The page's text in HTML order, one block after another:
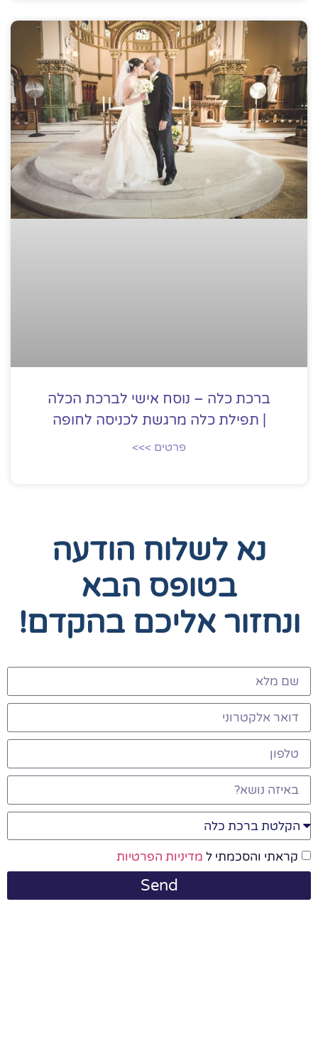
ברכת כלה – נוסח אישי לברכת הכלה
| תפילת כלה מרגשת לכניסה לחופה
פרטים >>>
נא לשלוח הודעה
בטופס הבא
ונחזור אליכם בהקדם!
קראתי והסכמתי ל מדיניות הפרטיות
Send